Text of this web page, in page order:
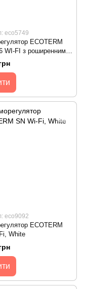
eco5749
ECOTERM
WI-FI з роширенним
налаштувань
eco9092
ECOTERM
White